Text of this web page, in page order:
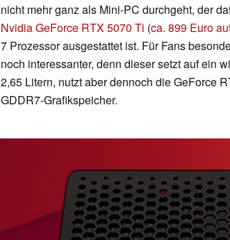
nicht mehr ganz als Mini-PC durchgeht, der
Nvidia GeForce RTX 5070 Ti (ca. 899 Euro
7 Prozessor ausgestattet ist. Für Fans
noch interessanter, denn dieser setzt auf ein
2,65 Litern, nutzt aber dennoch die GeForce
GDDR7-Grafikspeicher.